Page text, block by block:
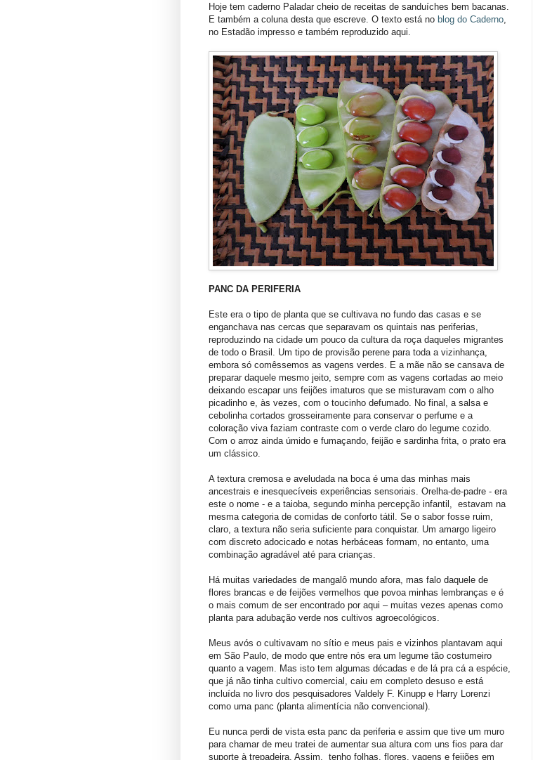
Hoje tem caderno Paladar cheio de receitas de sanduíches bem bacanas.
E também a coluna desta que escreve. O texto está no blog do Caderno
no Estadão impresso e também reproduzido aqui.
PANC DA PERIFERIA
Este era o tipo de planta que se cultivava no fundo das casas e se
enganchava nas cercas que separavam os quintais nas periferias,
reproduzindo na cidade um pouco da cultura da roça daqueles migrantes
de todo o Brasil. Um tipo de provisão perene para toda a vizinhança,
embora só comêssemos as vagens verdes. E a mãe não se cansava de
preparar daquele mesmo jeito, sempre com as vagens cortadas ao meio
deixando escapar uns feijões imaturos que se misturavam com o alho
picadinho e, às vezes, com o toucinho defumado. No final, a salsa e
cebolinha cortados grosseiramente para conservar o perfume e a
coloração viva faziam contraste com o verde claro do legume cozido.
Com o arroz ainda úmido e fumaçando, feijão e sardinha frita, o prato era
um clássico.
A textura cremosa e aveludada na boca é uma das minhas mais
ancestrais e inesquecíveis experiências sensoriais. Orelha-de-padre - era
este o nome - e a taioba, segundo minha percepção infantil, estavam na
mesma categoria de comidas de conforto tátil. Se o sabor fosse ruim,
claro, a textura não seria suficiente para conquistar. Um amargo ligeiro
com discreto adocicado e notas herbáceas formam, no entanto, uma
combinação agradável até para crianças.
Há muitas variedades de mangalô mundo afora, mas falo daquele de
flores brancas e de feijões vermelhos que povoa minhas lembranças e é
o mais comum de ser encontrado por aqui – muitas vezes apenas como
planta para adubação verde nos cultivos agroecológicos.
Meus avós o cultivavam no sítio e meus pais e vizinhos plantavam aqui
em São Paulo, de modo que entre nós era um legume tão costumeiro
quanto a vagem. Mas isto tem algumas décadas e de lá pra cá a espécie,
que já não tinha cultivo comercial, caiu em completo desuso e está
incluída no livro dos pesquisadores Valdely F. Kinupp e Harry Lorenzi
como uma panc (planta alimentícia não convencional).
Eu nunca perdi de vista esta panc da periferia e assim que tive um muro
para chamar de meu tratei de aumentar sua altura com uns fios para dar
suporte à trepadeira. Assim, tenho folhas, flores, vagens e feijões em